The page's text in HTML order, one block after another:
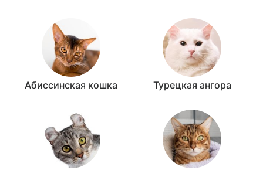
Абиссинская кошка Турецкая ангора